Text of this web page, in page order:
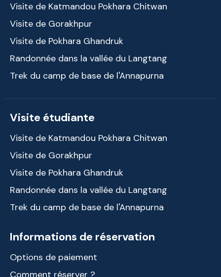
Visite de Katmandou Pokhara Chitwan
Visite de Gorakhpur
Visite de Pokhara Ghandruk
Randonnée dans la vallée du Langtang
Trek du camp de base de l'Annapurna
Visite étudiante
Visite de Katmandou Pokhara Chitwan
Visite de Gorakhpur
Visite de Pokhara Ghandruk
Randonnée dans la vallée du Langtang
Trek du camp de base de l'Annapurna
Informations de réservation
Options de paiement